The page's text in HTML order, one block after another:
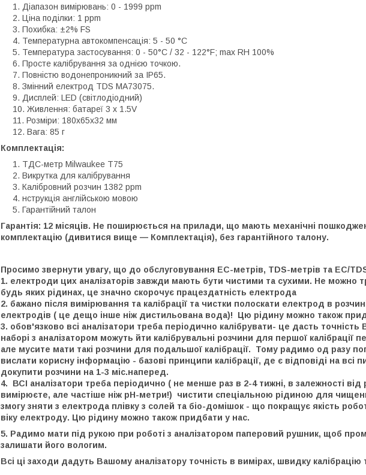
Діапазон вимірювань: 0 - 1999 ppm
Ціна поділки: 1 ppm
Похибка: ±2% FS
Температурна автокомпенсація: 5 - 50 °C
Температура застосування: 0 - 50°C / 32 - 122°F; max RH 100%
Просте калібрування за однією точкою.
Повністю водонепроникний за IP65.
Змінний електрод TDS MA73075.
Дисплей: LED (світлодіодний)
Живлення: батареї 3 x 1.5V
Розміри: 180x65x32 мм
Вага: 85 г
Комплектація:
ТДС-метр Milwaukee Т75
Викрутка для калібрування
Калібровний розчин 1382 ppm
нструкція англійською мовою
Гарантійний талон
Гарантія: 12 місяців. Не поширюється на прилади, що мають механічні
комплектацію (дивитися вище — Комплектація), без гарантійного талону.
Просимо звернути увагу, що до обслуговування EC-метрів, TDS-метрів та EC/TDS
1. електроди цих аналізаторів завжди мають бути чистими та сухими. Не можно
будь яких рідинах, це значно скорочує працездатність електрода
2. бажано після вимірювання та калібрації та чистки полоскати електрод в
електродів ( це дещо інше ніж дистильована вода)! Цю рідину можно також
3. обов'язково всі аналізатори треба періодично калібрувати- це дасть
наборі з аналізатором можуть йти калібрувальні розчини для першої калібрації
але мусите мати такі розчини для подальшої калібрації. Тому радимо од разу
вислати корисну інформацію - базові принципи калібрації, де є відповіді на всі
докупити розчини на 1-3 міс.наперед.
4.
ВСІ аналізатори треба періодично ( не менше раз в 2-4 тижні, в залежності від
вимірюєте, але частіше ніж рН-метри!)
чистити спеціальною рідиною для
змогу зняти з електрода плівку з солей та біо-домішок - що покращує якість
віку електроду. Цю рідину можно також придбати у нас.
5. Радимо мати під рукою при роботі з аналізатором паперовий рушник, щоб
залишати його вологим.
Всі ці заходи дадуть Вашому аналізатору точність в вимірах, швидку